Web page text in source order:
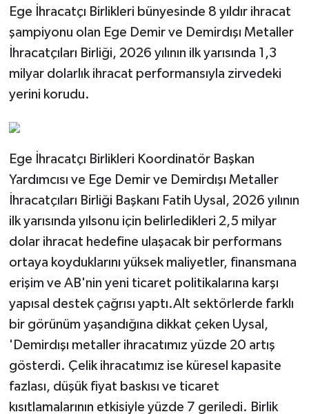
Ege İhracatçı Birlikleri bünyesinde 8 yıldır ihracat
şampiyonu olan Ege Demir ve Demirdışı Metaller
İhracatçıları Birliği, 2026 yılının ilk yarısında 1,3
milyar dolarlık ihracat performansıyla zirvedeki
yerini korudu.
Ege İhracatçı Birlikleri Koordinatör Başkan
Yardımcısı ve Ege Demir ve Demirdışı Metaller
İhracatçıları Birliği Başkanı Fatih Uysal, 2026 yılının
ilk yarısında yılsonu için belirledikleri 2,5 milyar
dolar ihracat hedefine ulaşacak bir performans
ortaya koyduklarını yüksek maliyetler, finansmana
erişim ve AB'nin yeni ticaret politikalarına karşı
yapısal destek çağrısı yaptı.Alt sektörlerde farklı
bir görünüm yaşandığına dikkat çeken Uysal,
'Demirdışı metaller ihracatımız yüzde 20 artış
gösterdi. Çelik ihracatımız ise küresel kapasite
fazlası, düşük fiyat baskısı ve ticaret
kısıtlamalarının etkisiyle yüzde 7 geriledi. Birlik